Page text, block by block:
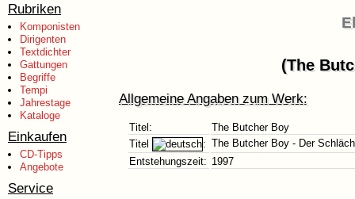
Rubriken
Komponisten
Dirigenten
Textdichter
Gattungen
Begriffe
Tempi
Jahrestage
Kataloge
Einkaufen
CD-Tipps
Angebote
Service
(The
Allgemeine Angaben zum Werk:
Titel:
The Butcher Boy
Titel
: The Butcher Boy - Der
Entstehungszeit: 1997